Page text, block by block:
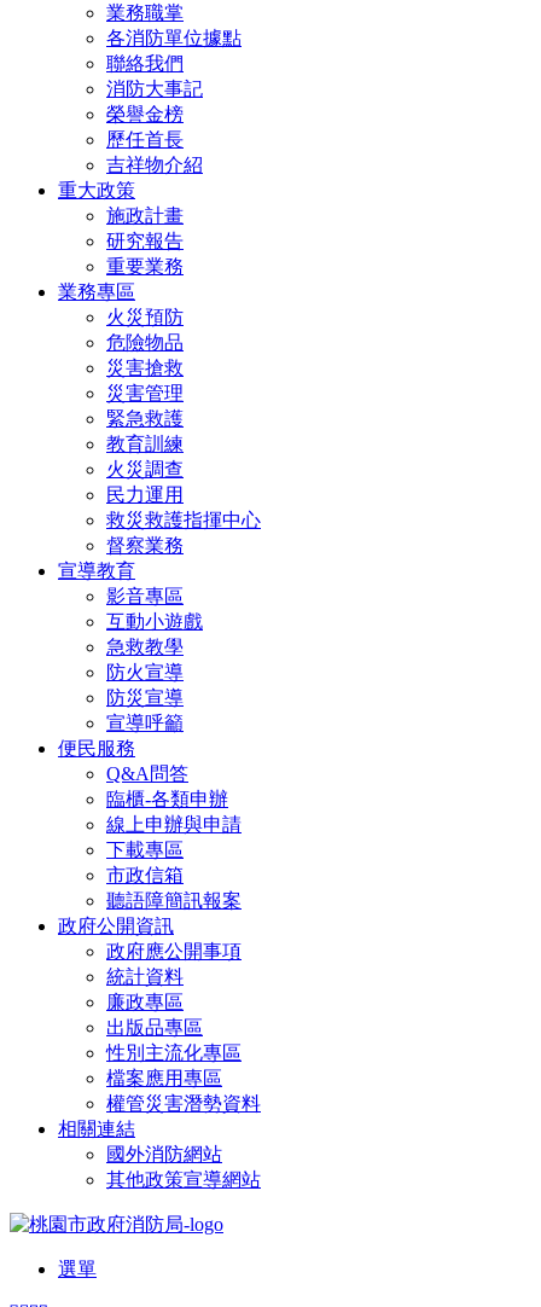
業務職掌
各消防單位據點
聯絡我們
消防大事記
榮譽金榜
歷任首長
吉祥物介紹
重大政策
施政計畫
研究報告
重要業務
業務專區
火災預防
危險物品
災害搶救
災害管理
緊急救護
教育訓練
火災調查
民力運用
救災救護指揮中心
督察業務
宣導教育
影音專區
互動小遊戲
急救教學
防火宣導
防災宣導
宣導呼籲
便民服務
Q&A問答
臨櫃-各類申辦
線上申辦與申請
下載專區
市政信箱
聽語障簡訊報案
政府公開資訊
政府應公開事項
統計資料
廉政專區
出版品專區
性別主流化專區
檔案應用專區
權管災害潛勢資料
相關連結
國外消防網站
其他政策宣導網站
選單